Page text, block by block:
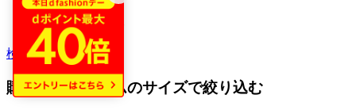
パスケース
アウトレット
検索履歴から探す
購入済みアイテムのサイズで絞り込む